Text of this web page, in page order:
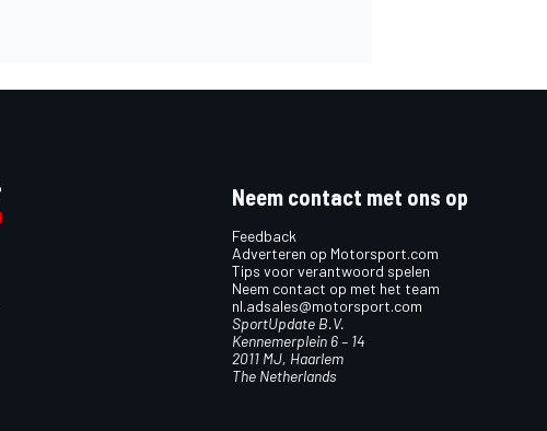
Neem contact met ons op
Feedback
Adverteren op Motorsport.com
Tips voor verantwoord spelen
Neem contact op met het team
nl.adsales@motorsport.com
SportUpdate B.V.
Kennemerplein 6 – 14
2011 MJ, Haarlem
The Netherlands